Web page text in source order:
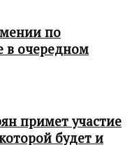
по
в очередном
примет участие
будет и